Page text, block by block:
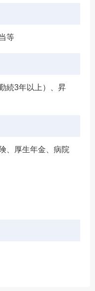
等
続3年以上）、昇
、厚生年金、病院